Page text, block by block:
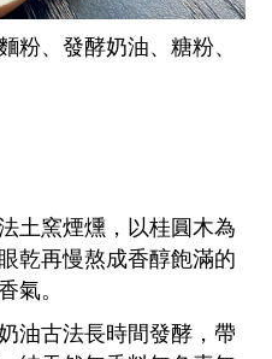
粉、發酵奶油、糖粉、
土窯煙燻，以桂圓木為
乾再慢熬成香醇飽滿的
氣。
油古法長時間發酵，帶